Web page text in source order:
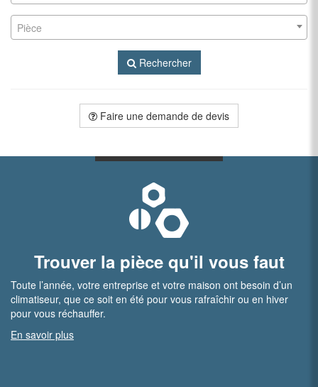
Pièce
Rechercher
Faire une demande de devis
Trouver la pièce qu'il vous faut
Toute l’année, votre entreprise et votre maison ont besoin d’un
climatiseur, que ce soit en été pour vous rafraîchir ou en hiver
pour vous réchauffer.
En savoir plus